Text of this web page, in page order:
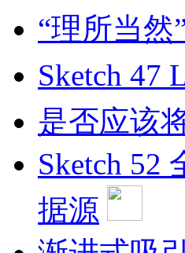
“理所当然
Sketch 47
是否应该
Sketch 52
据源